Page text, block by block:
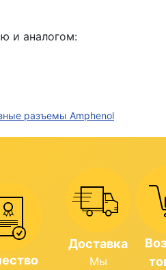
и аналогом:
разъемы Amphenol
Доставка
Мы